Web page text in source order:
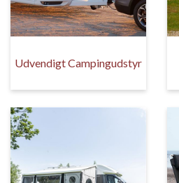
Udvendigt Campingudstyr